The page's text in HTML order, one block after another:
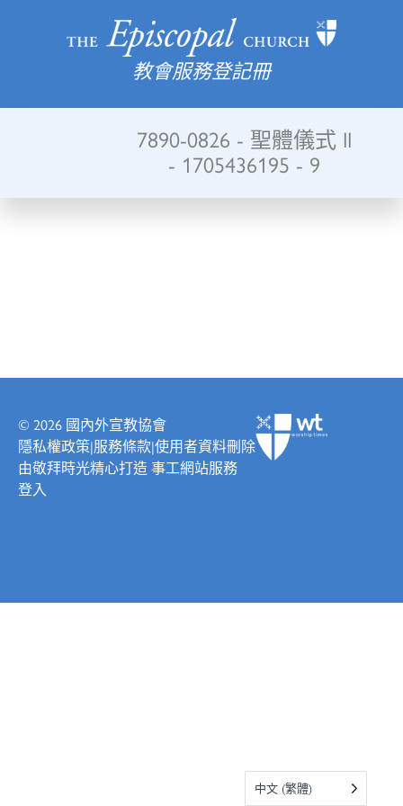
教會服務登記冊
7890-0826 - 聖體儀式 II
- 1705436195 - 9
© 2026 國內外宣教協會
隱私權政策|服務條款|使用者資料刪除
由敬拜時光精心打造 事工網站服務
登入
中文 (繁體)